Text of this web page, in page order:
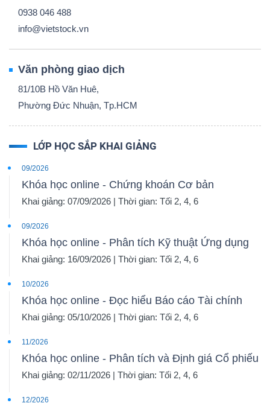
0938 046 488
info@vietstock.vn
Văn phòng giao dịch
81/10B Hồ Văn Huê,
Phường Đức Nhuận, Tp.HCM
LỚP HỌC SẮP KHAI GIẢNG
09/2026
Khóa học online - Chứng khoán Cơ bản
Khai giảng: 07/09/2026 | Thời gian: Tối 2, 4, 6
09/2026
Khóa học online - Phân tích Kỹ thuật Ứng dụng
Khai giảng: 16/09/2026 | Thời gian: Tối 2, 4, 6
10/2026
Khóa học online - Đọc hiểu Báo cáo Tài chính
Khai giảng: 05/10/2026 | Thời gian: Tối 2, 4, 6
11/2026
Khóa học online - Phân tích và Định giá Cổ phiếu
Khai giảng: 02/11/2026 | Thời gian: Tối 2, 4, 6
12/2026